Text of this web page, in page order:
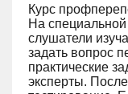
Курс
На
слушатели
задать вопрос
практические
эксперты.